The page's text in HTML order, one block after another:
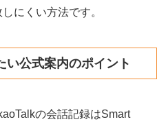
にくい方法です。
い公式案内のポイント
の会話記録はSmart